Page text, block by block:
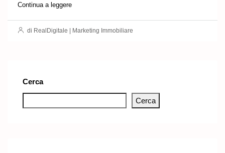
Continua a leggere
di RealDigitale | Marketing Immobiliare
Cerca
Cerca